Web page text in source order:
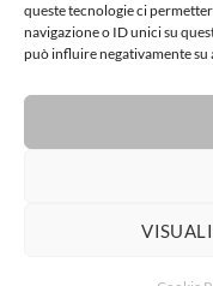
queste tecnologie ci
navigazione o ID unici su
può influire negativamente
[cf7sr-simple-